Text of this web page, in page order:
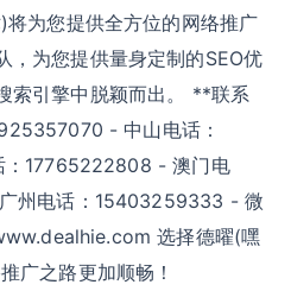
为您提供全方位的网络推广
，为您提供量身定制的SEO优
索引擎中脱颖而出。 **联系
- 中山电话：
17765222808 - 澳门电
州电话：15403259333 - 微
选择德曜(嘿
广之路更加顺畅！